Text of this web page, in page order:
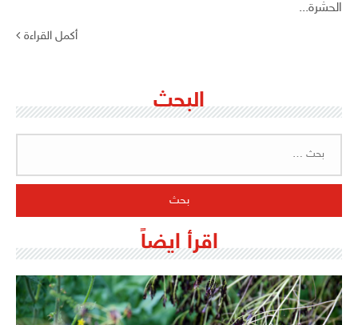
الحشرة...
أكمل القراءة
البحث
اقرأ ايضاً